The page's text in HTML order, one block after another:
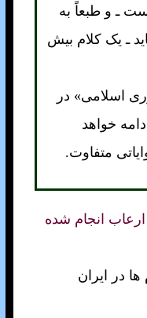
ـ و طبعاً به
ـ يک کلام بيش
اسلامی» در
خواهد
متفاوت.
انجام شده
در ايران